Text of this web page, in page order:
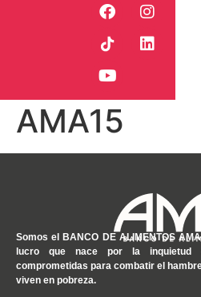
AMA15
Somos el BANCO DE ALIMENTOS AMA
lucro que nace por la inquietud
comprometidas para combatir el
viven en pobreza.